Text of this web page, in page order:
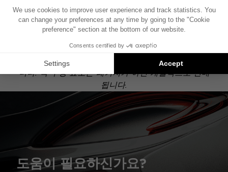
기준으로 제작되었습니다. 차량에 특정 하이파이 옵션
이 장착되어 있는 경우, 도면에 표시된 구성 요소의 위
Focal Inside 설치는 호환 가능한 제품에 대한 제안입
니다: 각 구성 요소는 패키지가 아닌 개별적으로 판매
됩니다.
도움이 필요하신가요?